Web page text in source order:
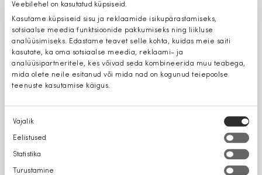
Veebilehel on kasutatud küpsiseid.
Kasutame küpsiseid sisu ja reklaamide isikupärastamiseks,
sotsiaalse meedia funktsioonide pakkumiseks ning liikluse
analüüsimiseks. Edastame teavet selle kohta, kuidas meie saiti
kasutate, ka oma sotsiaalse meedia, reklaami- ja
analüüsipartneritele, kes võivad seda kombineerida muu teabega,
mida olete neile esitanud või mida nad on kogunud teiepoolse
teenuste kasutamise käigus.
Nõusoleku
valik
Vajalik
Eelistused
Statistika
Turustamine